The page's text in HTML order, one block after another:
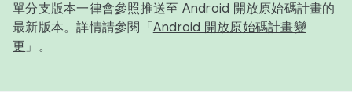
單分支版本一律會參照推送至 Android 開放原始碼計畫的
最新版本。詳情請參閱「 Android 開放原始碼計畫變
更 」。